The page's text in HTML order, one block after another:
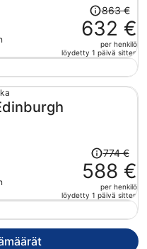
Hinta
oli
863 €,
hinta
nyt
863 €
632 €
per henkilö
löydetty 1 päivä sitten
Hinta
oli
774 €,
hinta
nyt
774 €
588 €
per henkilö
löydetty 1 päivä sitten